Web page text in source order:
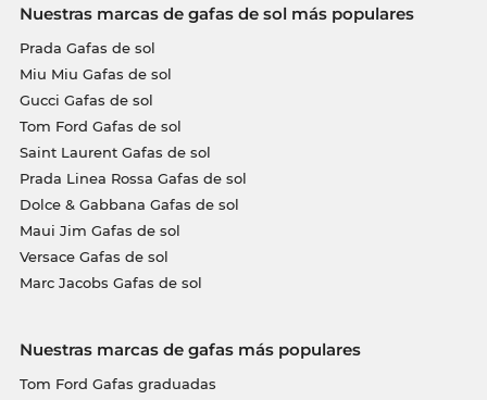
Nuestras marcas de gafas de sol más populares
Prada Gafas de sol
Miu Miu Gafas de sol
Gucci Gafas de sol
Tom Ford Gafas de sol
Saint Laurent Gafas de sol
Prada Linea Rossa Gafas de sol
Dolce & Gabbana Gafas de sol
Maui Jim Gafas de sol
Versace Gafas de sol
Marc Jacobs Gafas de sol
Nuestras marcas de gafas más populares
Tom Ford Gafas graduadas